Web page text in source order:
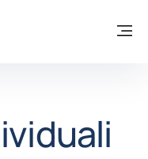
- GRUPĖS